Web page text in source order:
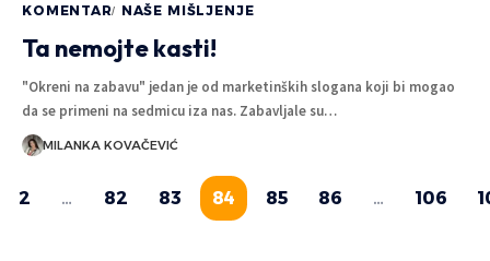
KOMENTAR NAŠE MIŠLJENJE
Ta nemojte kasti!
"Okreni na zabavu" jedan je od marketinških slogana koji bi mogao
da se primeni na sedmicu iza nas. Zabavljale su…
MILANKA KOVAČEVIĆ
2 … 82 83 84 85 86 … 106